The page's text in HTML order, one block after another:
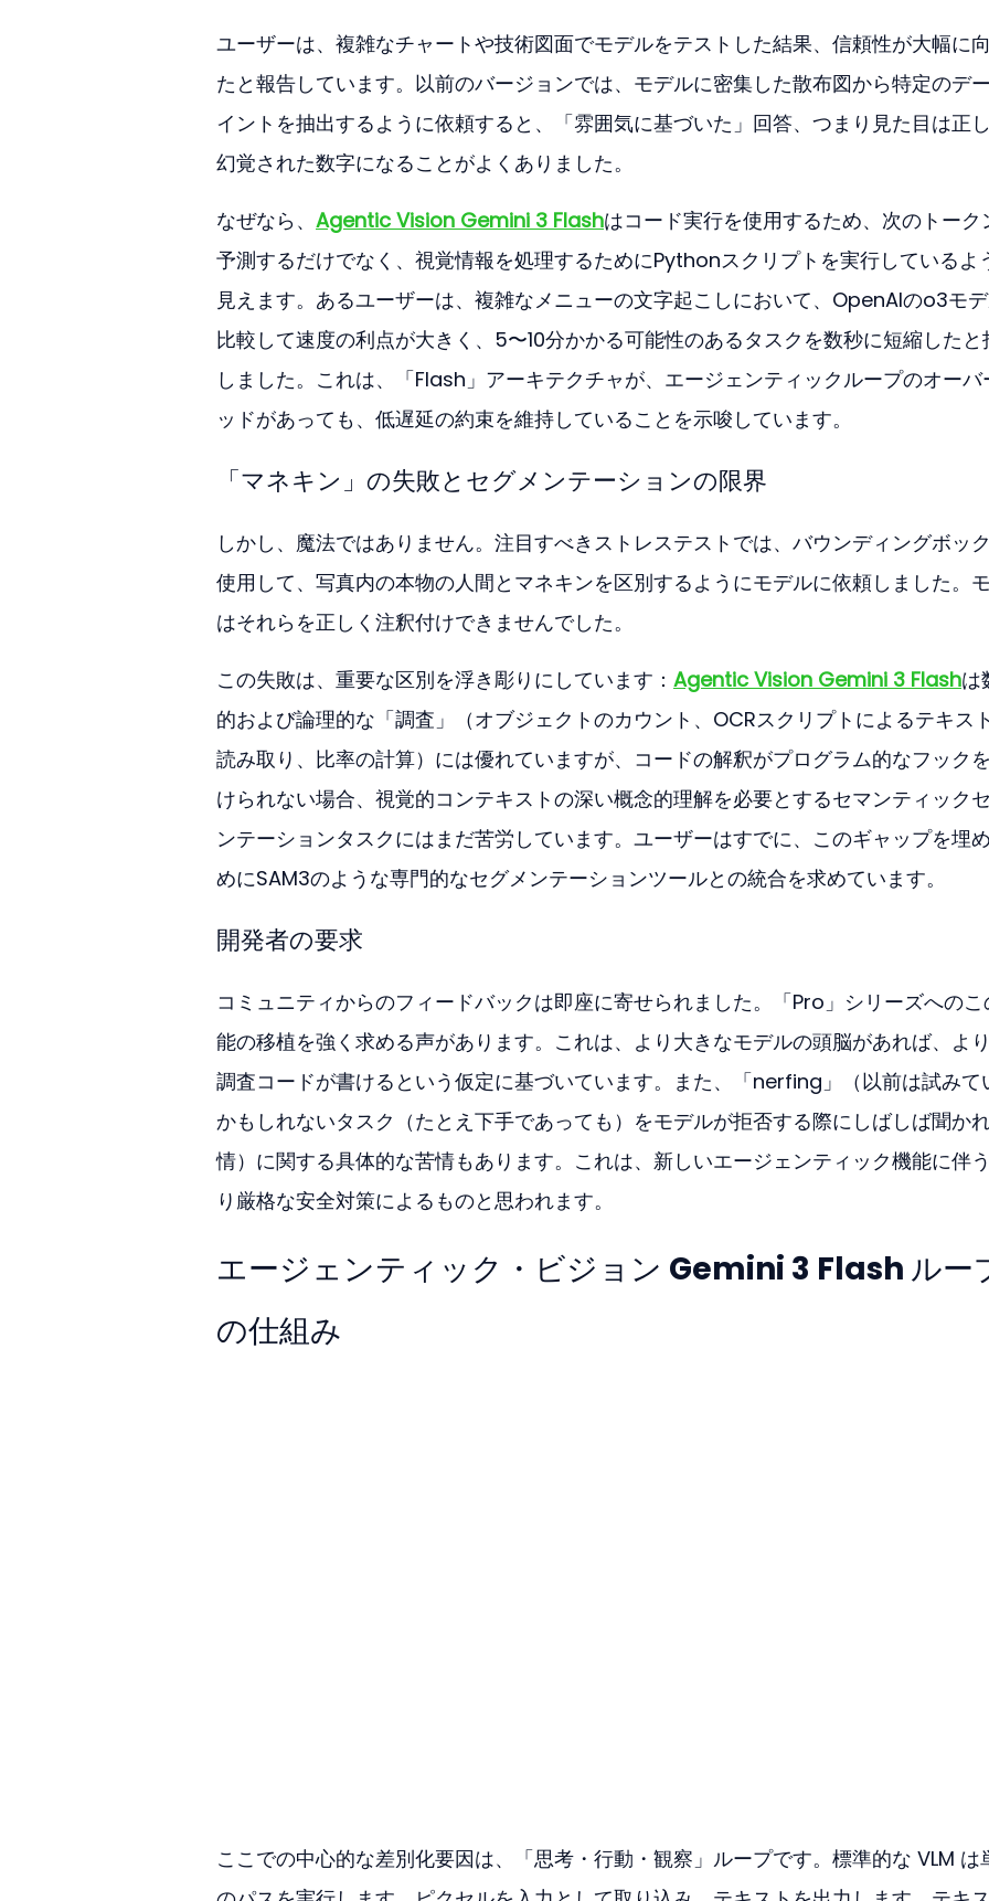
ユーザーは、複雑なチャートや技術図面でモデルをテストした結果、信頼性が大幅に
たと報告しています。以前のバージョンでは、モデルに密集した散布図から特定のデ
イントを抽出するように依頼すると、「雰囲気に基づいた」回答、つまり見た目は正
幻覚された数字になることがよくありました。
なぜなら、 Agentic Vision Gemini 3 Flashはコード実行を使用するため、次のトーク
予測するだけでなく、視覚情報を処理するためにPythonスクリプトを実行しているよ
見えます。あるユーザーは、複雑なメニューの文字起こしにおいて、OpenAIのo3モデ
比較して速度の利点が大きく、5〜10分かかる可能性のあるタスクを数秒に短縮したと
しました。これは、「Flash」アーキテクチャが、エージェンティックループのオーバ
ッドがあっても、低遅延の約束を維持していることを示唆しています。
「マネキン」の失敗とセグメンテーションの限界
しかし、魔法ではありません。注目すべきストレステストでは、バウンディングボッ
使用して、写真内の本物の人間とマネキンを区別するようにモデルに依頼しました。
はそれらを正しく注釈付けできませんでした。
この失敗は、重要な区別を浮き彫りにしています： Agentic Vision Gemini 3 Flashは
的および論理的な「調査」（オブジェクトのカウント、OCRスクリプトによるテキス
読み取り、比率の計算）には優れていますが、コードの解釈がプログラム的なフック
けられない場合、視覚的コンテキストの深い概念的理解を必要とするセマンティック
ンテーションタスクにはまだ苦労しています。ユーザーはすでに、このギャップを埋
めにSAM3のような専門的なセグメンテーションツールとの統合を求めています。
開発者の要求
コミュニティからのフィードバックは即座に寄せられました。「Pro」シリーズへのこ
能の移植を強く求める声があります。これは、より大きなモデルの頭脳があれば、よ
調査コードが書けるという仮定に基づいています。また、「nerfing」（以前は試みて
かもしれないタスク（たとえ下手であっても）をモデルが拒否する際にしばしば聞か
情）に関する具体的な苦情もあります。これは、新しいエージェンティック機能に伴
り厳格な安全対策によるものと思われます。
エージェンティック・ビジョン Gemini 3 Flash ルー
の仕組み
ここでの中心的な差別化要因は、「思考・行動・観察」ループです。標準的な VLM は